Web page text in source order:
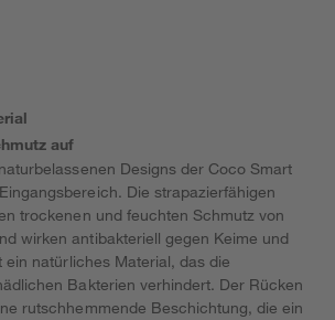
auf
Designs der Coco Smart
Die strapazierfähigen
trockenen und feuchten Schmutz von
wirken antibakteriell gegen Keime und
ein natürliches Material, das die
Bakterien verhindert. Der Rücken
rutschhemmende Beschichtung, die ein